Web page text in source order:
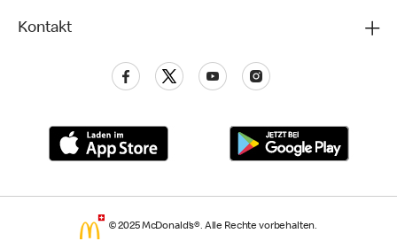
Kontakt
© 2025 McDonald’s®. Alle Rechte vorbehalten.